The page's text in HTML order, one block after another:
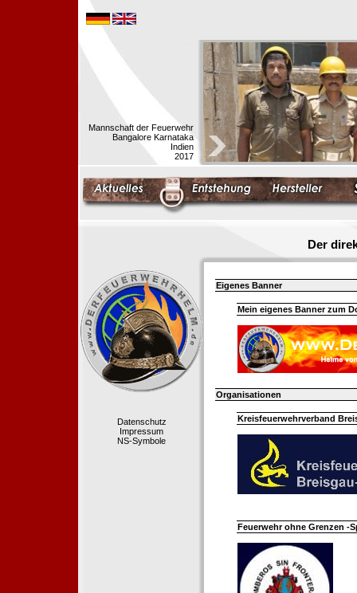
Mannschaft der Feuerwehr
Bangalore Karnataka
Indien
2017
Der
Datenschutz
Impressum
NS-Symbole
Eigenes Banner
Mein eigenes Banner zum
Organisationen
Kreisfeuerwehrverband
Feuerwehr ohne Grenzen -